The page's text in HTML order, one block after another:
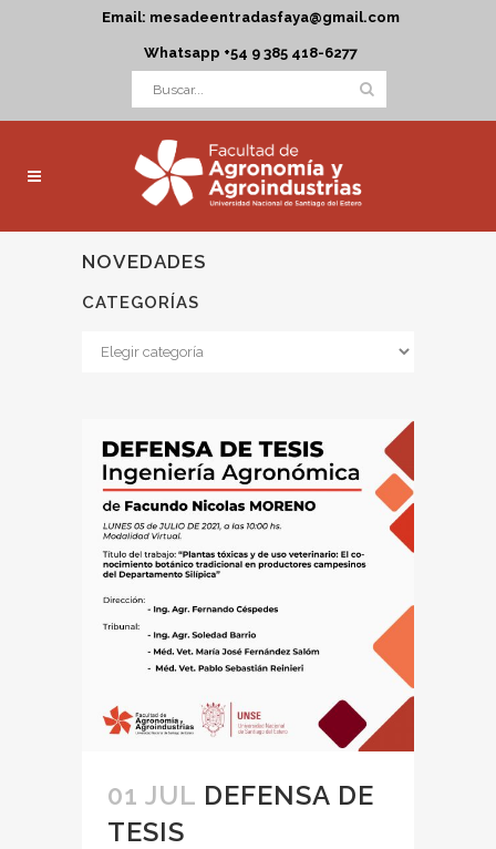
Email: mesadeentradasfaya@gmail.com
Whatsapp +54 9 385 418-6277
NOVEDADES
CATEGORÍAS
Categorías
01 JUL DEFENSA DE
TESIS